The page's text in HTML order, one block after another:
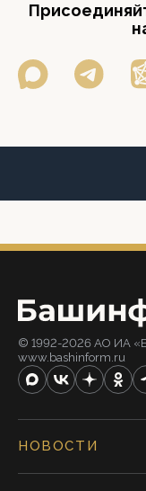
© 1992-2026 АО ИА
www.bashinform.ru
НОВОСТИ